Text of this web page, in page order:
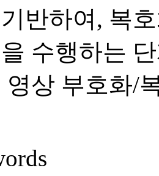
반하여, 복
수행하는
영상 부호화/